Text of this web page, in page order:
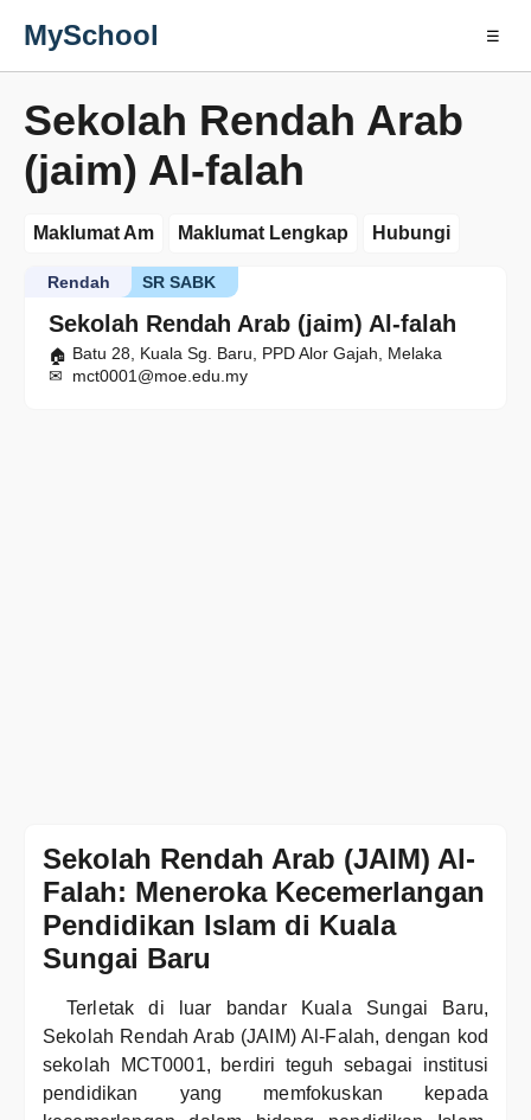
MySchool ☰
Sekolah Rendah Arab
(jaim) Al-falah
Maklumat Am Maklumat Lengkap Hubungi
Sekolah Rendah Arab (jaim) Al-falah
SR SABK
Rendah
Batu 28, Kuala Sg. Baru, PPD Alor Gajah, Melaka
mct0001@moe.edu.my
Sekolah Rendah Arab (JAIM) Al-
Falah: Meneroka Kecemerlangan
Pendidikan Islam di Kuala
Sungai Baru
Terletak di luar bandar Kuala Sungai Baru,
Sekolah Rendah Arab (JAIM) Al-Falah, dengan kod
sekolah MCT0001, berdiri teguh sebagai institusi
pendidikan yang memfokuskan kepada